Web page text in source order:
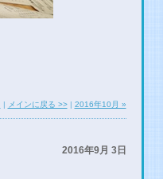
| メインに戻る >>| 2016年10月 »
2016年9月 3日